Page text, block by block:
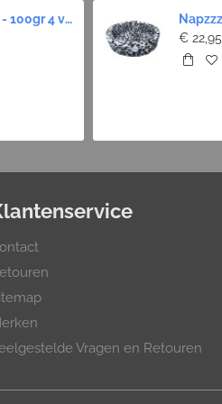
Boxby Bone Snack - 100gr 4 voor 12 euro
€ 22,95
Vragen en Retouren